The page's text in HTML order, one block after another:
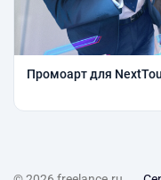
Промоарт для